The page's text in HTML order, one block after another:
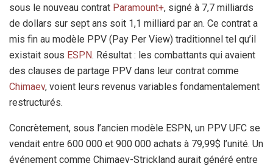
sous le nouveau contrat Paramount+, signé à 7,7 milliards
de dollars sur sept ans soit 1,1 milliard par an. Ce contrat a
mis fin au modèle PPV (Pay Per View) traditionnel tel qu’il
existait sous ESPN. Résultat : les combattants qui avaient
des clauses de partage PPV dans leur contrat comme
Chimaev, voient leurs revenus variables fondamentalement
restructurés.
Concrètement, sous l’ancien modèle ESPN, un PPV UFC se
vendait entre 600 000 et 900 000 achats à 79,99$ l’unité. Un
événement comme Chimaev-Strickland aurait généré entre